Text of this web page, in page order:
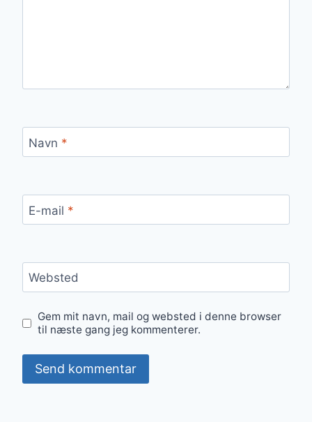
Navn *
E-mail *
Websted
Gem mit navn, mail og websted i denne browser
til næste gang jeg kommenterer.